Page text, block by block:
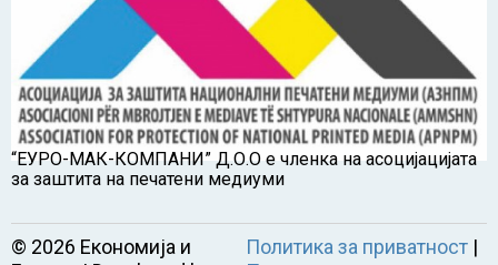
“ЕУРО-МАК-КОМПАНИ” Д.О.О е членка на асоцијацијата
за заштита на печатени медиуми
© 2026 Економија и
Политика за приватност|